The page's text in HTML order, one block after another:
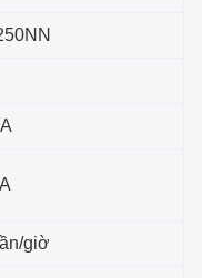
giờ